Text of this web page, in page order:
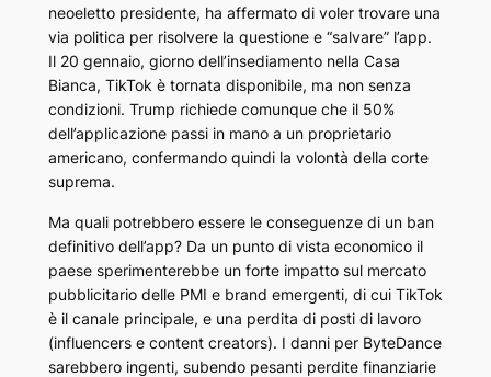
neoeletto presidente, ha affermato di voler trovare una
via politica per risolvere la questione e “salvare” l’app.
Il 20 gennaio, giorno dell’insediamento nella Casa
Bianca, TikTok è tornata disponibile, ma non senza
condizioni. Trump richiede comunque che il 50%
dell’applicazione passi in mano a un proprietario
americano, confermando quindi la volontà della corte
suprema.
Ma quali potrebbero essere le conseguenze di un ban
definitivo dell’app? Da un punto di vista economico il
paese sperimenterebbe un forte impatto sul mercato
pubblicitario delle PMI e brand emergenti, di cui TikTok
è il canale principale, e una perdita di posti di lavoro
(influencers e content creators). I danni per ByteDance
sarebbero ingenti, subendo pesanti perdite finanziarie